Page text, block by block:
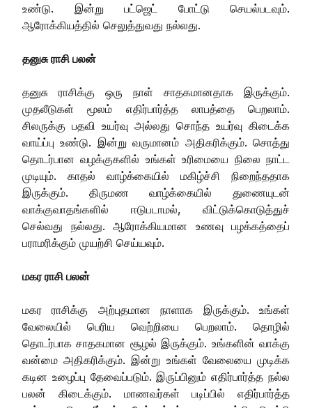
உண்டு. இன்று பட்ஜெட் போட்டு செயல்படவும்.
ஆரோக்கியத்தில் செலுத்துவது நல்லது.
தனுசு ராசி பலன்
தனுசு ராசிக்கு ஒரு நாள் சாதகமானதாக இருக்கும்.
முதலீடுகள் மூலம் எதிர்பார்த்த லாபத்தை பெறலாம்.
சிலருக்கு பதவி உயர்வு அல்லது சொந்த உயர்வு கிடைக்க
வாய்ப்பு உண்டு. இன்று வருமானம் அதிகரிக்கும். சொத்து
தொடர்பான வழக்குகளில் உங்கள் உரிமையை நிலை நாட்ட
முடியும். காதல் வாழ்க்கையில் மகிழ்ச்சி நிறைந்ததாக
இருக்கும். திருமண வாழ்க்கையில் துணையுடன்
வாக்குவாதங்களில் ஈடுபடாமல், விட்டுக்கொடுத்துச்
செல்வது நல்லது. ஆரோக்கியமான உணவு பழக்கத்தைப்
பராமரிக்கும் முயற்சி செய்யவும்.
மகர ராசி பலன்
மகர ராசிக்கு அற்புதமான நாளாக இருக்கும். உங்கள்
வேலையில் பெரிய வெற்றியை பெறலாம். தொழில்
தொடர்பாக சாதகமான சூழல் இருக்கும். உங்களின் வாக்கு
வன்மை அதிகரிக்கும். இன்று உங்கள் வேலையை முடிக்க
கடின உழைப்பு தேவைப்படும். இருப்பினும் எதிர்பார்த்த நல்ல
பலன் கிடைக்கும். மாணவர்கள் படிப்பில் எதிர்பார்த்த